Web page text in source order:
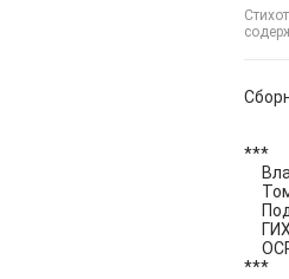
***
Том
***